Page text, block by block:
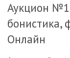
Аукцион
бонистика,
Онлайн